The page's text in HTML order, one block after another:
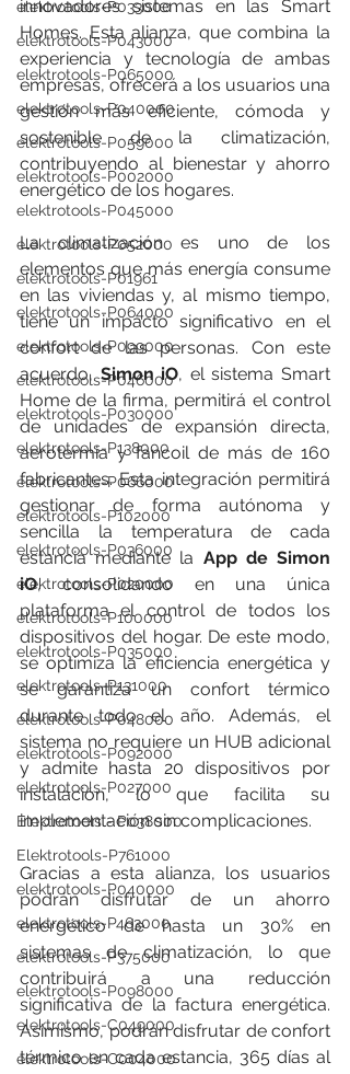
elektrotools-P033000
elektrotools-P043000
elektrotools-P065000
elektrotools-P040000
elektrotools-P059000
elektrotools-P002000
elektrotools-P045000
elektrotools-P052000
elektrotools-P01961
elektrotools-P064000
elektrotools-P099000
elektrotools-P046000
elektrotools-P030000
elektrotools-P138000
elektrotools-P066000
elektrotools-P102000
elektrotools-P036000
elektrotools-P020000
elektrotools-P100000
elektrotools-P035000
elektrotools-P131000
elektrotools-P048000
elektrotools-P092000
elektrotools-P027000
Elektrotools - P038000
Elektrotools-P761000
elektrotools-P040000
elektrotools-P463000
elektrotools-P375000
elektrotools-P098000
elektrotools-C049000
elektrotools-C004000
innovadores sistemas en las Smart
Homes. Esta alianza, que combina la
experiencia y tecnología de ambas
empresas, ofrecerá a los usuarios una
gestión más eficiente, cómoda y
sostenible de la climatización,
contribuyendo al bienestar y ahorro
energético de los hogares.
La climatización es uno de los
elementos que más energía consume
en las viviendas y, al mismo tiempo,
tiene un impacto significativo en el
confort de las personas. Con este
acuerdo, Simon iO, el sistema Smart
Home de la firma, permitirá el control
de unidades de expansión directa,
aerotermia y fancoil de más de 160
fabricantes. Esta integración permitirá
gestionar de forma autónoma y
sencilla la temperatura de cada
estancia mediante la App de Simon
iO, consolidando en una única
plataforma el control de todos los
dispositivos del hogar. De este modo,
se optimiza la eficiencia energética y
se garantiza un confort térmico
durante todo el año. Además, el
sistema no requiere un HUB adicional
y admite hasta 20 dispositivos por
instalación, lo que facilita su
implementación sin complicaciones.
Gracias a esta alianza, los usuarios
podrán disfrutar de un ahorro
energético de hasta un 30% en
sistemas de climatización, lo que
contribuirá a una reducción
significativa de la factura energética.
Asimismo, podrán disfrutar de confort
térmico en cada estancia, 365 días al